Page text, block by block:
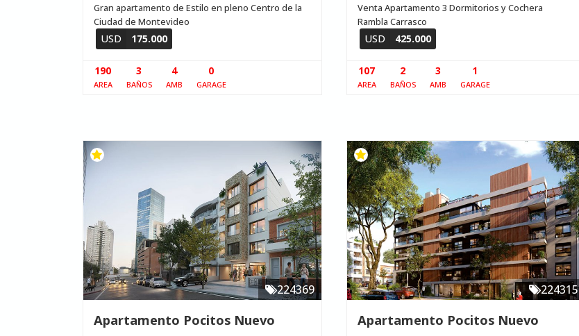
Gran apartamento de Estilo en pleno Centro de la
Ciudad de Montevideo
USD 175.000
190
AREA
3
BAÑOS
4
AMB
0
GARAGE
Venta Apartamento 3 Dormitorios y Cochera
Rambla Carrasco
USD 425.000
107
AREA
2
BAÑOS
3
AMB
1
GARAGE
224369
Apartamento Pocitos Nuevo
224315
Apartamento Pocitos Nuevo